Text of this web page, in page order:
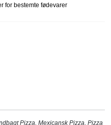
for bestemte fødevarer
Pizza Mexicansk Pizza Pizza